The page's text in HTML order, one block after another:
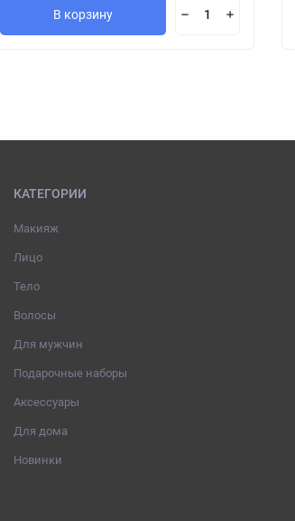
В корзину
КАТЕГОРИИ
Макияж
Лицо
Тело
Волосы
Для мужчин
Подарочные наборы
Аксессуары
Для дома
Новинки